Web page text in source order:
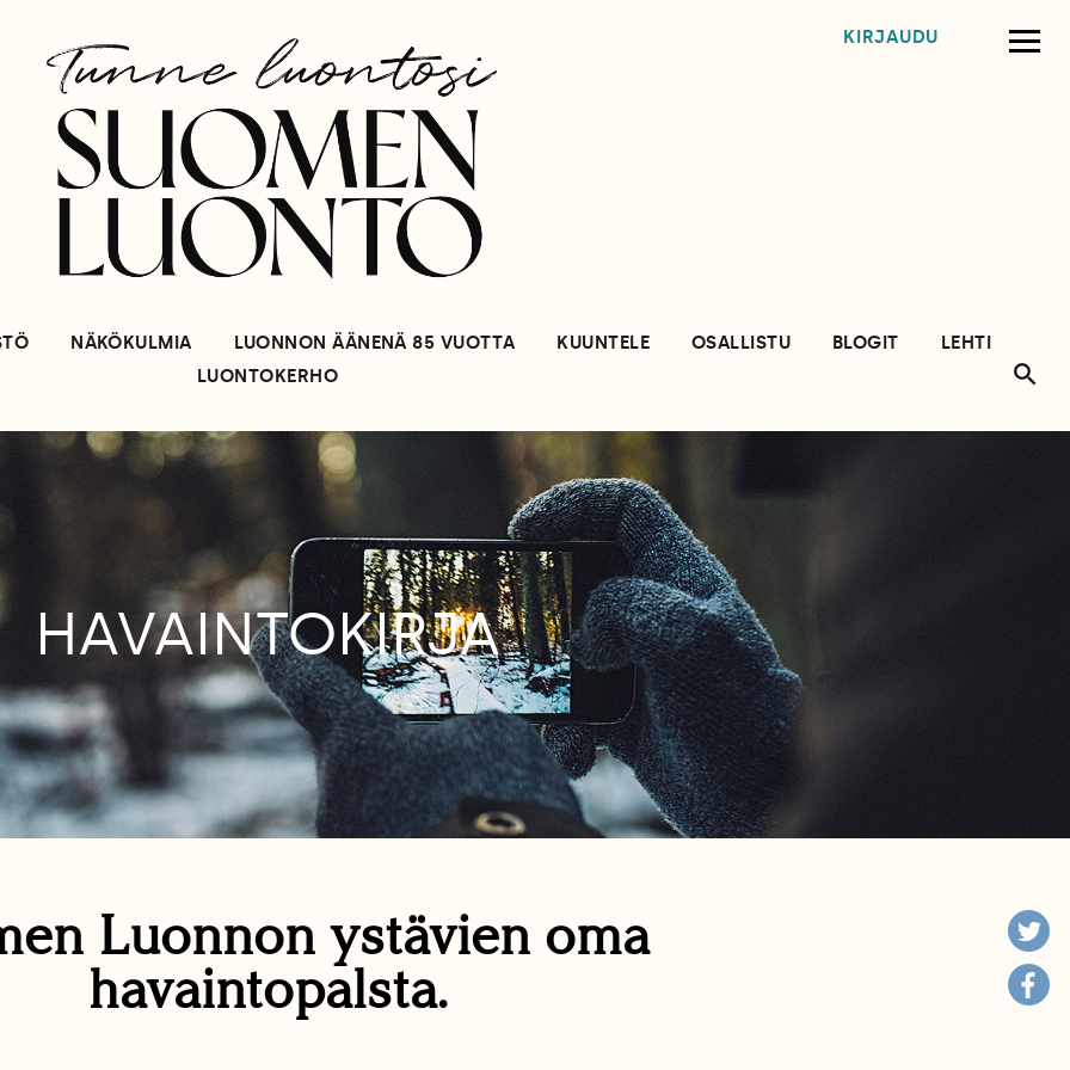
KIRJAUDU
NÄKÖKULMIA LUONNON ÄÄNENÄ 85 VUOTTA KUUNTELE OSALLISTU BLOGIT
LEHTI
LUONTOKERHO
HAVAINTOKIRJA
Luonnon ystävien oma
havaintopalsta.